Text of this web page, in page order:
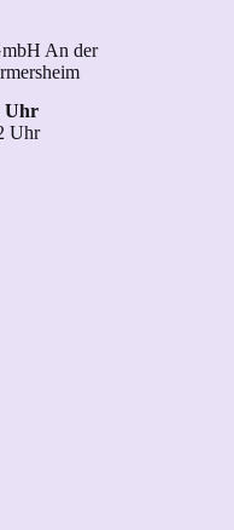
An der
Uhr
Uhr